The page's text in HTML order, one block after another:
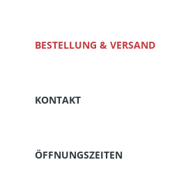
BESTELLUNG & VERSAND
KONTAKT
ÖFFNUNGSZEITEN